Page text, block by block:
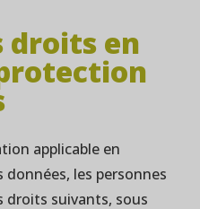
droits en
applicable en
les personnes
droits suivants, sous